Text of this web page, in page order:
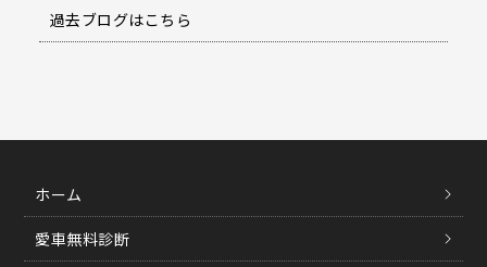
過去ブログはこちら
ホーム
愛車無料診断